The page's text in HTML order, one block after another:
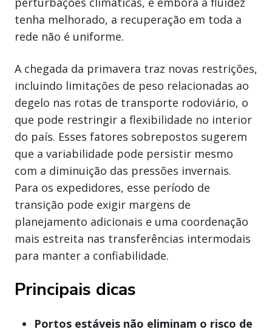
tenha melhorado, a recuperação em toda a
rede não é uniforme.
A chegada da primavera traz novas restrições,
incluindo limitações de peso relacionadas ao
degelo nas rotas de transporte rodoviário, o
que pode restringir a flexibilidade no interior
do país. Esses fatores sobrepostos sugerem
que a variabilidade pode persistir mesmo
com a diminuição das pressões invernais.
Para os expedidores, esse período de
transição pode exigir margens de
planejamento adicionais e uma coordenação
mais estreita nas transferências intermodais
para manter a confiabilidade.
Principais dicas
Portos estáveis não eliminam o risco de